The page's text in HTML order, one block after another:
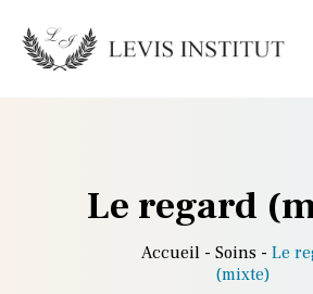
Le regard
Accueil Soins
Le
(mixte)